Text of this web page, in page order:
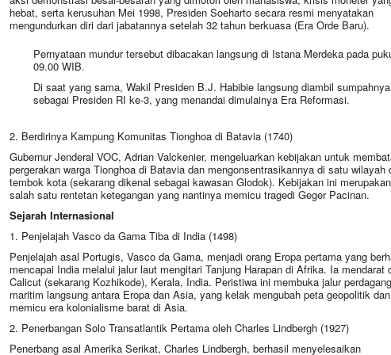
hebat, serta kerusuhan Mei 1998, Presiden Soeharto secara resmi menyatakan
mengundurkan diri dari jabatannya setelah 32 tahun berkuasa (Era Orde Baru).
Pernyataan mundur tersebut dibacakan langsung di Istana Merdeka pada
09.00 WIB.
Di saat yang sama, Wakil Presiden B.J. Habibie langsung diambil sumpahnya
sebagai Presiden RI ke-3, yang menandai dimulainya Era Reformasi.
2. Berdirinya Kampung Komunitas Tionghoa di Batavia (1740)
Gubernur Jenderal VOC, Adrian Valckenier, mengeluarkan kebijakan untuk
pergerakan warga Tionghoa di Batavia dan mengonsentrasikannya di satu wilayah
tembok kota (sekarang dikenal sebagai kawasan Glodok). Kebijakan ini merupakan
salah satu rentetan ketegangan yang nantinya memicu tragedi Geger Pacinan.
Sejarah Internasional
1. Penjelajah Vasco da Gama Tiba di India (1498)
Penjelajah asal Portugis, Vasco da Gama, menjadi orang Eropa pertama yang
mencapai India melalui jalur laut mengitari Tanjung Harapan di Afrika. Ia mendarat
Calicut (sekarang Kozhikode), Kerala, India. Peristiwa ini membuka jalur
maritim langsung antara Eropa dan Asia, yang kelak mengubah peta geopolitik dan
memicu era kolonialisme barat di Asia.
2. Penerbangan Solo Transatlantik Pertama oleh Charles Lindbergh (1927)
Penerbang asal Amerika Serikat, Charles Lindbergh, berhasil menyelesaikan